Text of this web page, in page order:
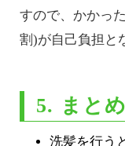
すので、かかっ
割)が自己負担と
5. まとめ
洗髪を行う